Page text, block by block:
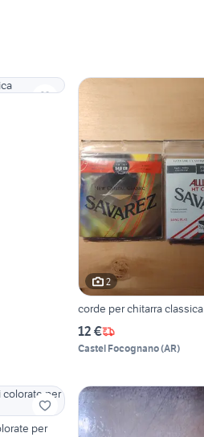
2
corde per chitarra classica
12 €
Castel Focognano(AR)
per